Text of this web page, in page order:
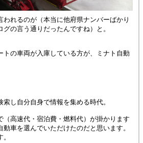
れるのが（本当に他府県ナンバーばかり
の言う通りだったんですね）と。
トの車両が入庫している方が、ミナト自動
し自分自身で情報を集める時代。
（高速代・宿泊費・燃料代）が掛かります
車を選んでいただけたのだと思います。